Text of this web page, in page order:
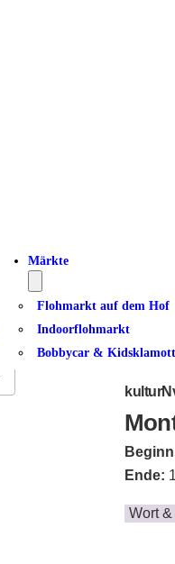
Märkte
Flohmarkt auf dem Hof
Indoorflohmarkt
Bobbycar &
Ende:
Wort